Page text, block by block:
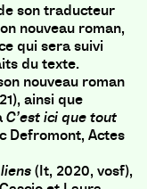
son traducteur
nouveau roman,
qui sera suivi
du texte.
nouveau roman
ainsi que
C’est ici que tout
Defromont, Actes
(It, 2020, vosf),